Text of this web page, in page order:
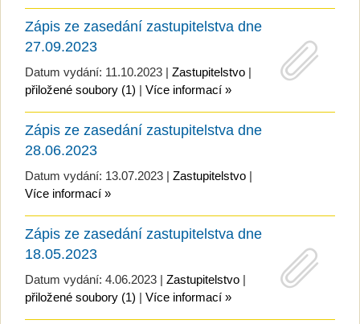
Zápis ze zasedání zastupitelstva dne
27.09.2023
Datum vydání: 11.10.2023 | Zastupitelstvo |
přiložené soubory (1) | Více informací »
Zápis ze zasedání zastupitelstva dne
28.06.2023
Datum vydání: 13.07.2023 | Zastupitelstvo |
Více informací »
Zápis ze zasedání zastupitelstva dne
18.05.2023
Datum vydání: 4.06.2023 | Zastupitelstvo |
přiložené soubory (1) | Více informací »